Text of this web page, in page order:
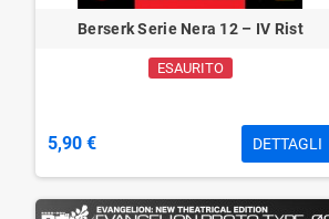
Berserk Serie Nera 12 – IV Rist
ESAURITO
5,90 € DETTAGLI